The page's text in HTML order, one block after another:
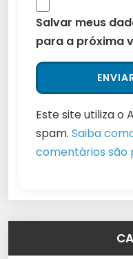
Salvar meus
para a próxima
Este site utiliza o
spam. Saiba
comentários são